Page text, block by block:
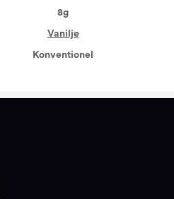
8g
Vanilje
Konventionel